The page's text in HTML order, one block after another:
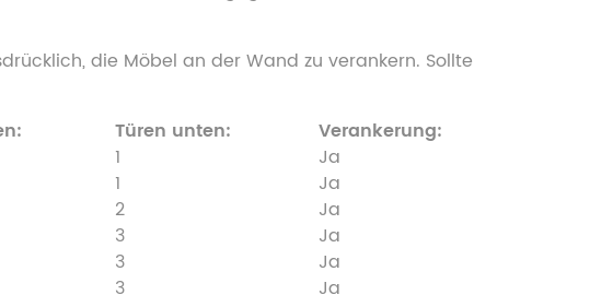
die Möbel an der Wand zu verankern. Sollte
Türen unten:
Verankerung:
1
Ja
1
Ja
2
Ja
3
Ja
3
Ja
3
Ja